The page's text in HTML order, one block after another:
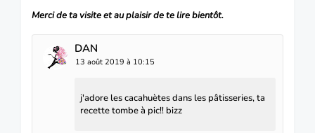
Merci de ta visite et au plaisir de te lire bientôt.
DAN
13 août 2019 à 10:15
j'adore les cacahuètes dans les pâtisseries, ta
recette tombe à pic!! bizz